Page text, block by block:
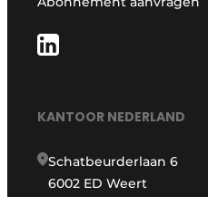
KANTOOR NEDERLAND
Schatbeurderlaan 6
6002 ED Weert